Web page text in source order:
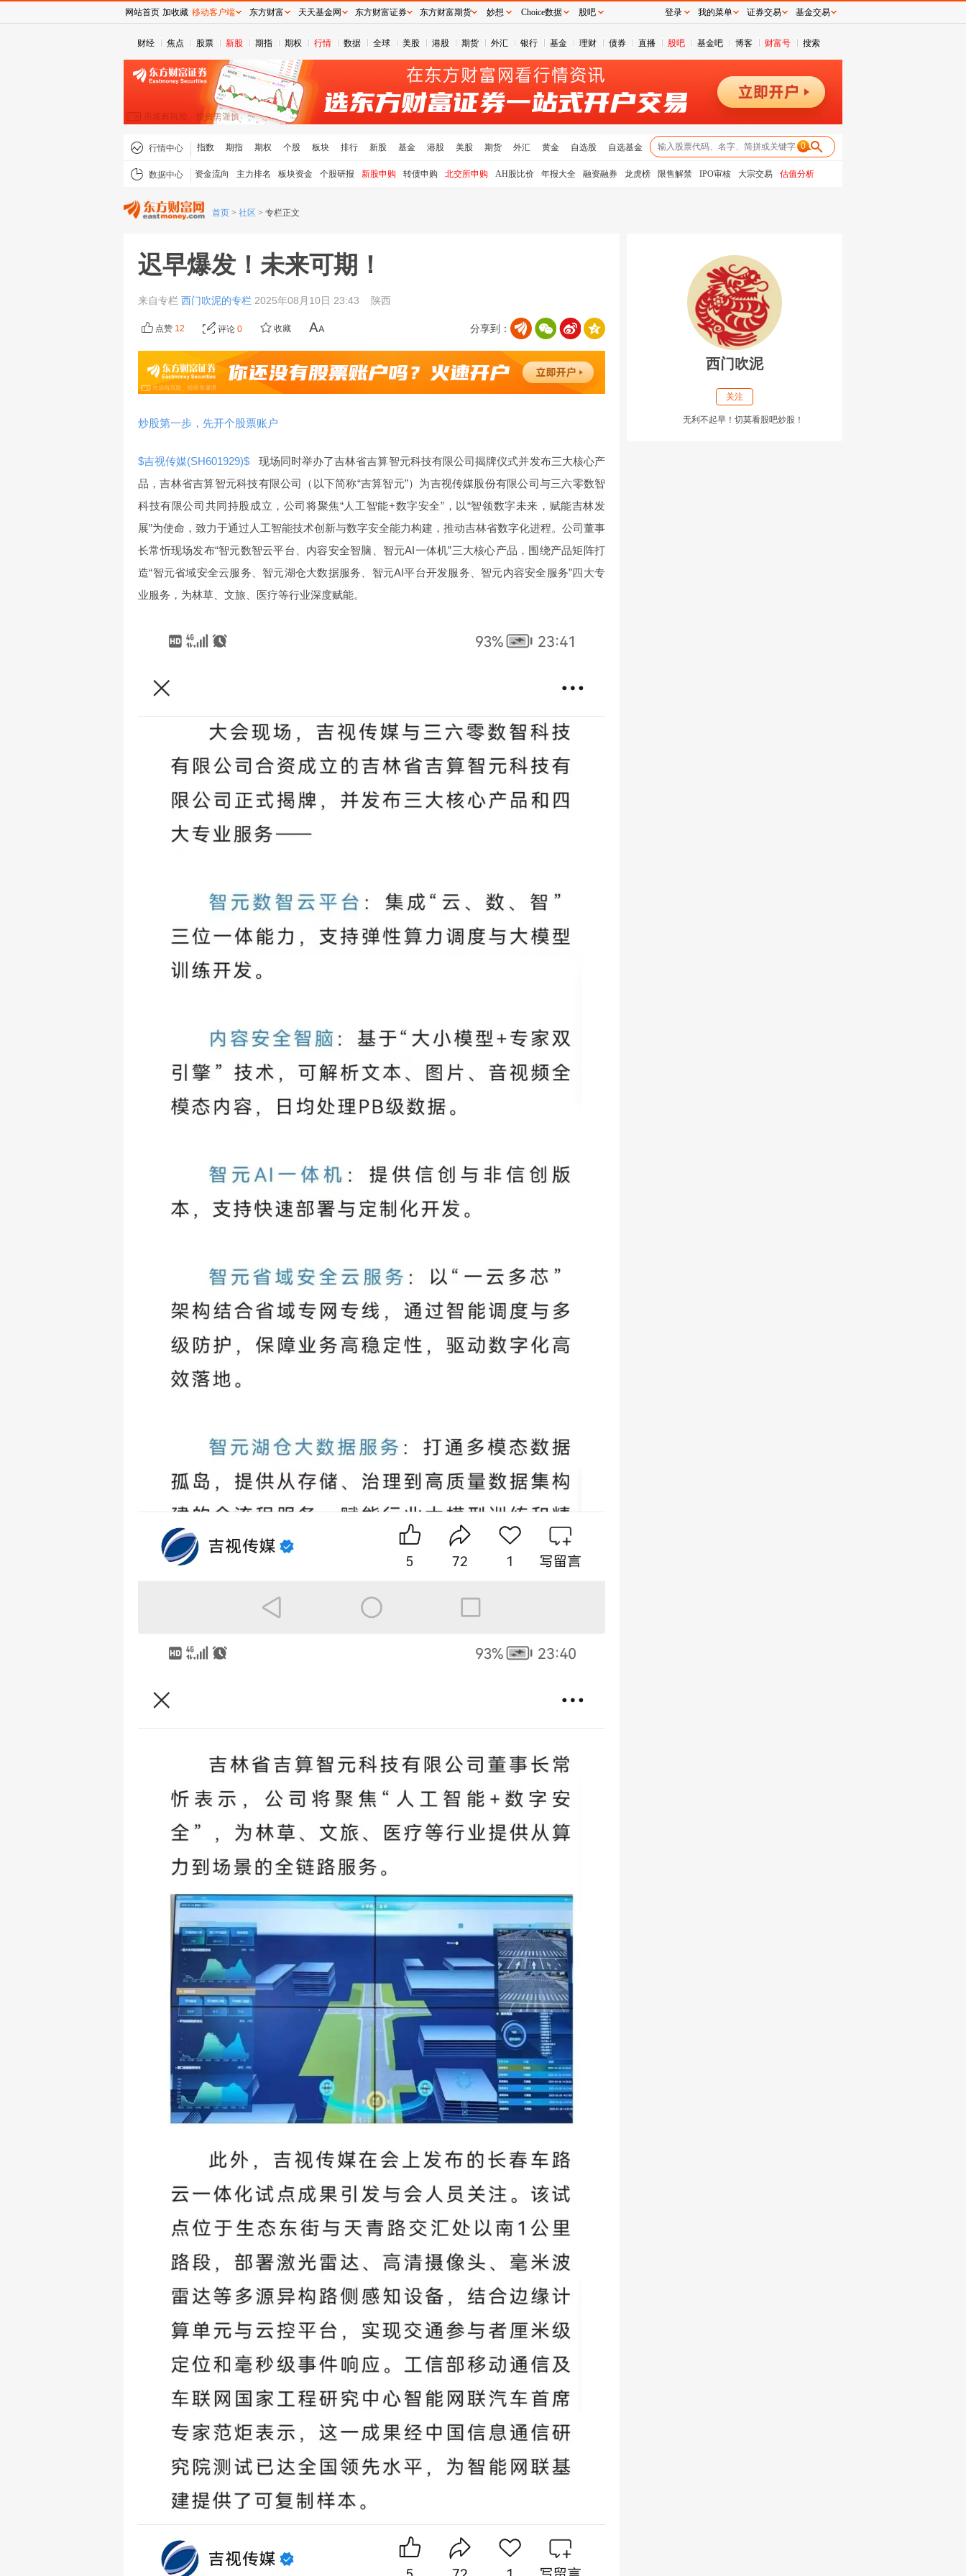
财经 焦点 股票 新股 期指 期权 行情 数据 全球 美股 港股 期货 外汇 银行 基金 理财 债券 直播 股吧 基金吧 博客 财富号 搜索
行情中心 指数 期指 期权 个股 板块 排行 新股 基金 港股 美股 期货 外汇 黄金 自选股 自选基金 0
数据中心 资金流向 主力排名 板块资金 个股研报 新股申购 转债申购 北交所申购 AH股比价 年报大全 融资融券 龙虎榜 限售解禁 IPO审核 大宗交易 估值分析
首页 > 社区 > 专栏正文
迟早爆发！未来可期！
来自专栏 西门吹泥的专栏 2025年08月10日 23:43 陕西
分享到：
点赞 12 评论 0 收藏
炒股第一步，先开个股票账户
$吉视传媒(SH601929)$
现场同时举办了吉林省吉算智元科技有限公司揭牌仪式并发布三大核心产
品，吉林省吉算智元科技有限公司（以下简称“吉算智元”）为吉视传媒股份有限公司与三六零数智
科技有限公司共同持股成立，公司将聚焦“人工智能+数字安全”，以“智领数字未来，赋能吉林发
展”为使命，致力于通过人工智能技术创新与数字安全能力构建，推动吉林省数字化进程。公司董事
长常忻现场发布“智元数智云平台、内容安全智脑、智元AI一体机”三大核心产品，围绕产品矩阵打
造“智元省域安全云服务、智元湖仓大数据服务、智元AI平台开发服务、智元内容安全服务”四大专
业服务，为林草、文旅、医疗等行业深度赋能。
西门吹泥
关注
无利不起早！切莫看股吧炒股！
网站首页 加收藏 移动客户端 东方财富 天天基金网 东方财富证券 东方财富期货 妙想 Choice数据 股吧 登录 我的菜单 证券交易 基金交易